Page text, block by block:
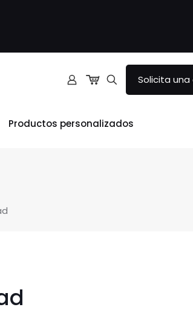
Solicita
Productos personalizados